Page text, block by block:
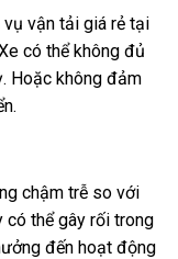
vận tải giá rẻ tại
có thể không đủ
Hoặc không đảm
chậm trễ so với
có thể gây rối trong
đến hoạt động